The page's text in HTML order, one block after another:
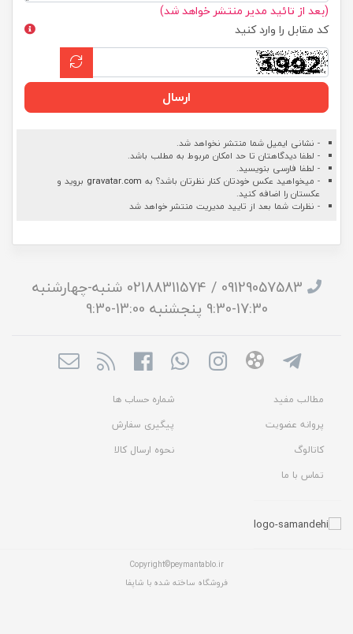
(بعد از تائید مدیر منتشر خواهد شد)
کد مقابل را وارد کنید
ارسال
- نشانی ایمیل شما منتشر نخواهد شد.
- لطفا دیدگاهتان تا حد امکان مربوط به مطلب باشد.
- لطفا فارسی بنویسید.
- میخواهید عکس خودتان کنار نظرتان باشد؟ به gravatar.com بروید و
عکستان را اضافه کنید.
- نظرات شما بعد از تایید مدیریت منتشر خواهد شد
09129057583 / 02188311574 شنبه-چهارشنبه
17:30-9:30 پنجشنبه 13:00-9:30
مطالب مفید
شماره حساب ها
پروانه عضویت
پیگیری سفارش
کاتالوگ
نحوه ارسال کالا
تماس با ما
Copyright©peymantablo.ir
فروشگاه ساخته شده با شاپفا